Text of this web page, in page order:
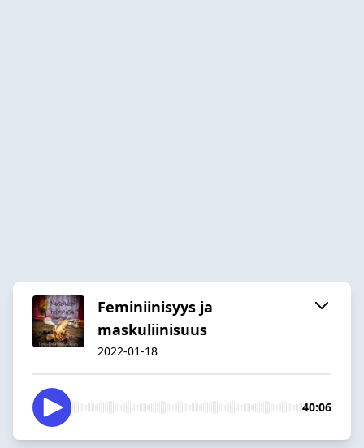
Feminiinisyys ja
maskuliinisuus
2022-01-18
40:06